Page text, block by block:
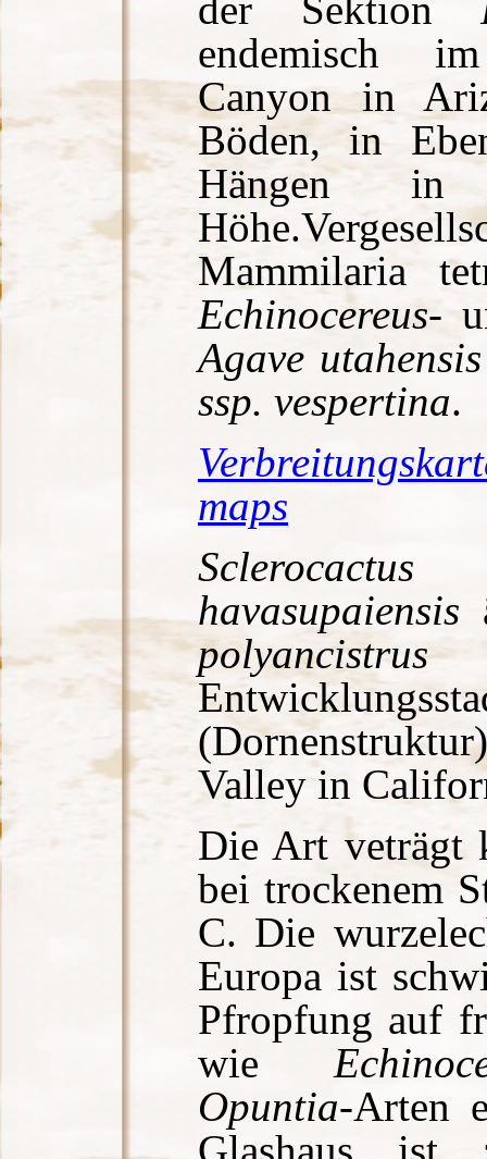
endemisch
Canyon in
Böden, in
Hängen in
Mammilaria
Echinocereus-
Agave utahensis
ssp. vespertina.
maps
havasupaiensis
polyancistrus
Valley in
Die Art veträgt
bei trockenem
C. Die
Europa ist
Pfropfung auf
wie
Opuntia-Arten